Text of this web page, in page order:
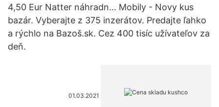
4,50 Eur Natter náhradn… Mobily - Novy kus
bazár. Vyberajte z 375 inzerátov. Predajte ľahko
a rýchlo na Bazoš.sk. Cez 400 tisíc užívateľov za
deň.
01.03.2021